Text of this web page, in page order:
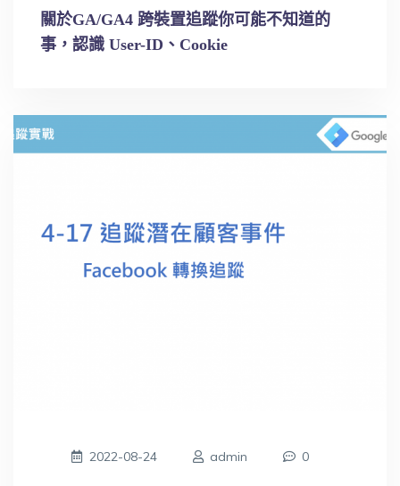
關於GA/GA4 跨裝置追蹤你可能不知道的
事，認識 User-ID、Cookie
2022-08-24 admin 0